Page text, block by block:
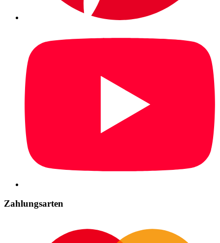
Zahlungsarten